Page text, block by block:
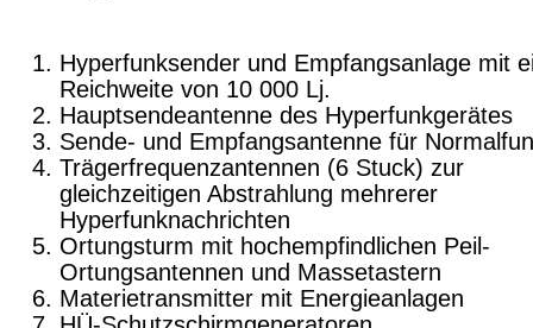
Hyperfunksender und Empfangsanlage mit
Reichweite von 10 000 Lj.
Hauptsendeantenne des Hyperfunkgerätes
Sende- und Empfangsantenne für
Trägerfrequenzantennen (6 Stuck) zur
gleichzeitigen Abstrahlung mehrerer
Hyperfunknachrichten
Ortungsturm mit hochempfindlichen Peil-
Ortungsantennen und Massetastern
Materietransmitter mit Energieanlagen